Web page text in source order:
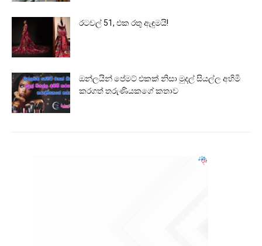
රටවල් 51, එක රතු ඇඳුමයි!
ඔන්ලයින් පේමට් එකක් නිසා මුදල් සියල්ල අහිමි
කරගත් තරුණියකගේ කතාව